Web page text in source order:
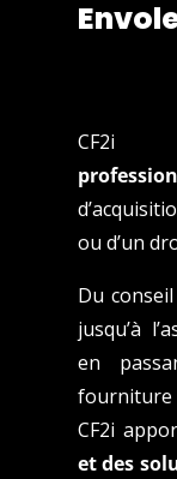
CF2i
ou d’un
Du
jusqu’à
en
fourniture
CF2i
et des